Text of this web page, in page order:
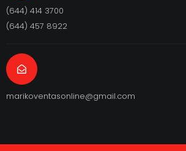
(644) 414 3700
(644) 457 8922
marikoventasonline@gmail.com